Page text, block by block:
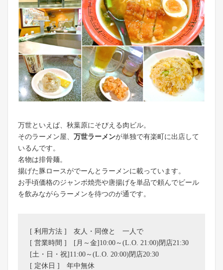
万世といえば、秋葉原にそびえる肉ビル。
そのラーメン屋、 万世ラーメンが単独で有楽町に出店して
いるんです。
名物は排骨麺。
揚げた豚ロースがでーんとラーメンに載っています。
お手頃価格のジャンボ焼売や唐揚げを単品で頼んでビール
を飲みながらラーメンを待つのが通です。
[ 利用方法 ] 友人・同僚と 一人で
[ 営業時間 ] [月～金]10:00～(L.O. 21:00)閉店21:30
[土・日・祝]11:00～(L.O. 20:00)閉店20:30
[ 定休日 ] 年中無休